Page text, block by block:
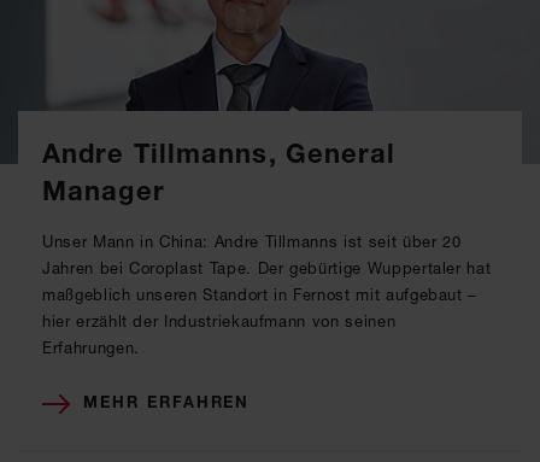
Andre Tillmanns, General
Manager
Unser Mann in China: Andre Tillmanns ist seit über 20
Jahren bei Coroplast Tape. Der gebürtige Wuppertaler hat
maßgeblich unseren Standort in Fernost mit aufgebaut –
hier erzählt der Industriekaufmann von seinen
Erfahrungen.
MEHR ERFAHREN